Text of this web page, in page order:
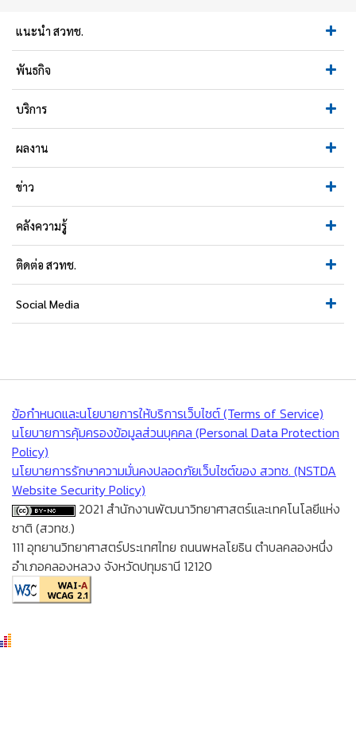
แนะนำ สวทช.
พันธกิจ
บริการ
ผลงาน
ข่าว
คลังความรู้
ติดต่อ สวทช.
Social Media
ข้อกำหนดและนโยบายการให้บริการเว็บไซต์ (Terms of Service)
นโยบายการคุ้มครองข้อมูลส่วนบุคคล (Personal Data Protection
Policy)
นโยบายการรักษาความมั่นคงปลอดภัยเว็บไซต์ของ สวทช. (NSTDA
Website Security Policy)
2021 สำนักงานพัฒนาวิทยาศาสตร์และเทคโนโลยีแห่ง
ชาติ (สวทช.)
111 อุทยานวิทยาศาสตร์ประเทศไทย ถนนพหลโยธิน ตำบลคลองหนึ่ง
อำเภอคลองหลวง จังหวัดปทุมธานี 12120